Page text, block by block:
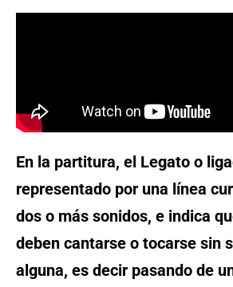
En la partitura, el Legato o
representado por una línea
dos o más sonidos, e indica
deben cantarse o tocarse sin
alguna, es decir pasando de